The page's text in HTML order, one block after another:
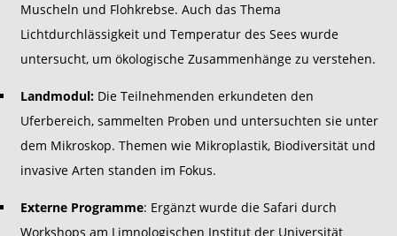
Muscheln und Flohkrebse. Auch das Thema
Lichtdurchlässigkeit und Temperatur des Sees wurde
untersucht, um ökologische Zusammenhänge zu verstehen.
Landmodul: Die Teilnehmenden erkundeten den
Uferbereich, sammelten Proben und untersuchten sie unter
dem Mikroskop. Themen wie Mikroplastik, Biodiversität und
invasive Arten standen im Fokus.
Externe Programme: Ergänzt wurde die Safari durch
Workshops am Limnologischen Institut der Universität